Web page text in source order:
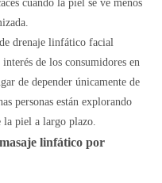
cuando la piel se ve menos
drenaje linfático facial
de los consumidores en
de depender únicamente de
personas están explorando
la piel a largo plazo.
linfático por